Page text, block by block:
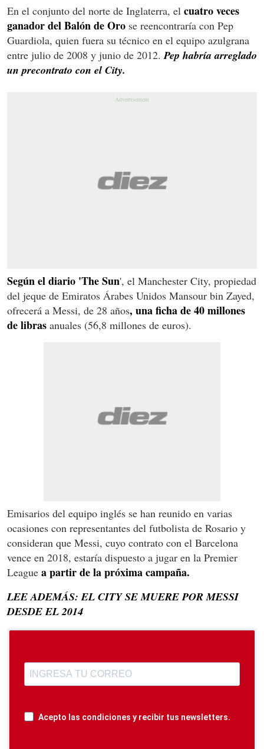
En el conjunto del norte de Inglaterra, el cuatro veces
ganador del Balón de Oro se reencontraría con Pep
Guardiola, quien fuera su técnico en el equipo azulgrana
entre julio de 2008 y junio de 2012. Pep habría arreglado
un precontrato con el City.
Según el diario 'The Sun', el Manchester City, propiedad
del jeque de Emiratos Árabes Unidos Mansour bin Zayed,
ofrecerá a Messi, de 28 años, una ficha de 40 millones
de libras anuales (56,8 millones de euros).
Emisarios del equipo inglés se han reunido en varias
ocasiones con representantes del futbolista de Rosario y
consideran que Messi, cuyo contrato con el Barcelona
vence en 2018, estaría dispuesto a jugar en la Premier
League a partir de la próxima campaña.
LEE ADEMÁS: EL CITY SE MUERE POR MESSI
DESDE EL 2014
Acepto las condiciones y recibir tus newsletters.